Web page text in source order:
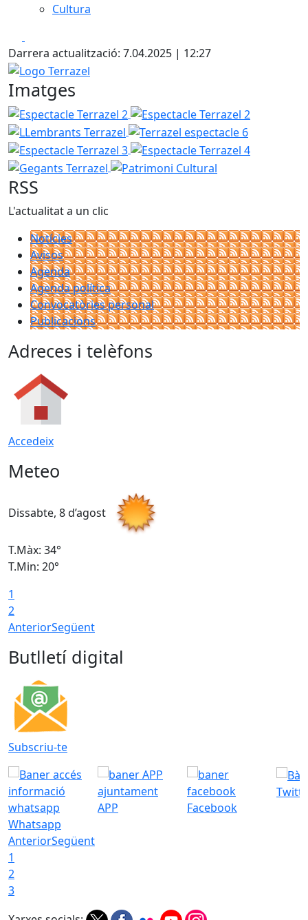
Cultura
Darrera actualització: 7.04.2025 | 12:27
Logo Terrazel
Imatges
Espectacle Terrazel 2 Espectacle Terrazel 2
Terrazel espectacle 6
Espectacle
Espectacle Terrazel 4
Gegants
Patrimoni Cultural
RSS
L'actualitat a un clic
Notícies
Avisos
Agenda
Agenda política
Convocatòries personal
Publicacions
Adreces i telèfons
Accedeix
Meteo
Dissabte, 8 d’agost
T.Màx: 34°
T.Min: 20°
1
2
AnteriorSegüent
Butlletí digital
Subscriu-te
Whatsapp
APP Facebook
AnteriorSegüent
1
2
3